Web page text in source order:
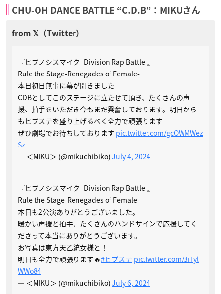
CHU-OH DANCE BATTLE “C.D.B”：MIKUさん
『ヒプノシスマイク -Division Rap Battle-』
Rule the Stage-Renegades of Female-
本日初日無事に幕が開きました
CDBとしてこのステージに立たせて頂き、たくさんの声
援、拍手をいただき今もまだ興奮しております。明日から
もヒプステを盛り上げるべく全力で頑張ります
ぜひ劇場でお待ちしております pic.twitter.com/gcOWMWez
Sz
— ＜MIKU＞ (@mikuchibiko) July 4, 2024
『ヒプノシスマイク -Division Rap Battle-』
Rule the Stage-Renegades of Female-
本日も2公演ありがとうございました。
暖かい声援と拍手、たくさんのハンドサインで応援してく
ださって本当にありがとうございます。
お写真は東方天乙統女様と！
明日も全力で頑張ります🔥#ヒプステ pic.twitter.com/3iTyl
WWo84
— ＜MIKU＞ (@mikuchibiko) July 6, 2024